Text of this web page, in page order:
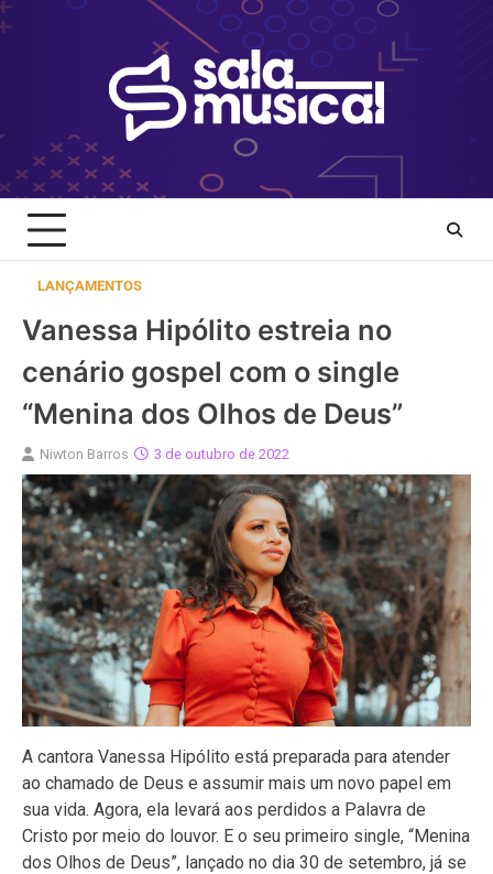
Skip
to
LANÇAMENTOS
Vanessa Hipólito estreia no
cenário gospel com o single
“Menina dos Olhos de Deus”
Niwton Barros 3 de outubro de 2022
A cantora Vanessa Hipólito está preparada para atender
ao chamado de Deus e assumir mais um novo papel em
sua vida. Agora, ela levará aos perdidos a Palavra de
Cristo por meio do louvor. E o seu primeiro single, “Menina
dos Olhos de Deus”, lançado no dia 30 de setembro, já se